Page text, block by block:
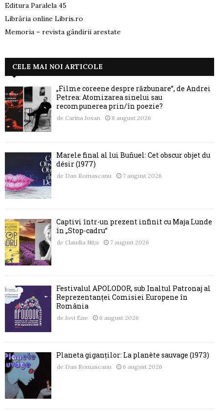
Editura Paralela 45
Librăria online Libris.ro
Memoria – revista gândirii arestate
CELE MAI NOI ARTICOLE
„Filme coreene despre răzbunare”, de Andrei
Petrea: Atomizarea sinelui sau
recompunerea prin/în poezie?
de Carina Josan 8 august 2026
Marele final al lui Buñuel: Cet obscur objet du
désir (1977)
de Dan Romascanu 7 august 2026
Captivi într-un prezent infinit cu Maja Lunde
în „Stop-cadru”
de Claudia Nițu 7 august 2026
Festivalul APOLODOR, sub Înaltul Patronaj al
Reprezentanței Comisiei Europene în
România
de Jovi Ene 6 august 2026
Planeta giganților: La planète sauvage (1973)
de Dan Romascanu 6 august 2026